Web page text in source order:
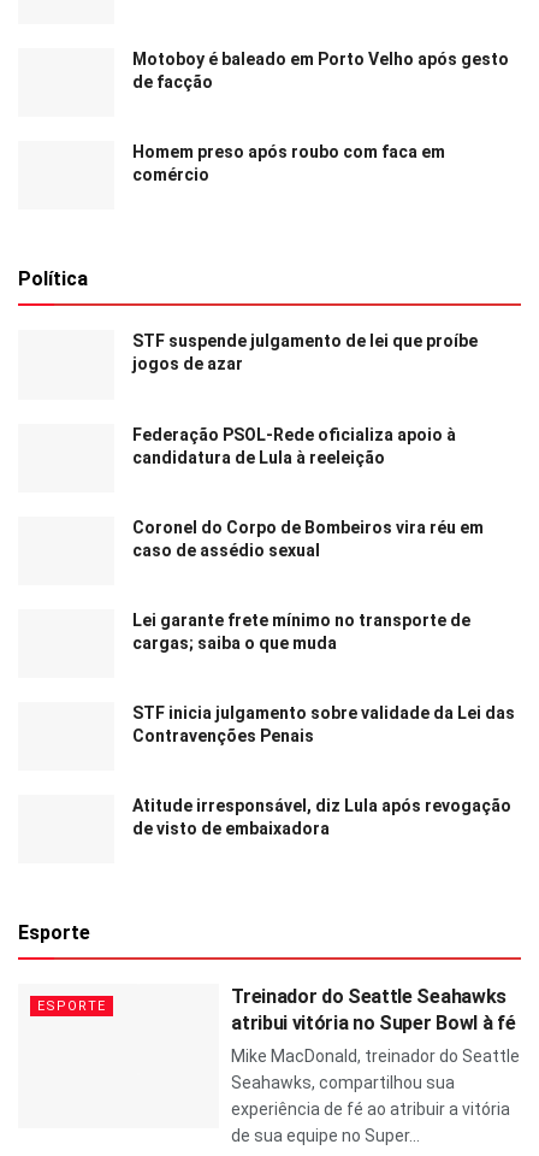
Motoboy é baleado em Porto Velho após gesto
de facção
Homem preso após roubo com faca em
comércio
Política
STF suspende julgamento de lei que proíbe
jogos de azar
Federação PSOL-Rede oficializa apoio à
candidatura de Lula à reeleição
Coronel do Corpo de Bombeiros vira réu em
caso de assédio sexual
Lei garante frete mínimo no transporte de
cargas; saiba o que muda
STF inicia julgamento sobre validade da Lei das
Contravenções Penais
Atitude irresponsável, diz Lula após revogação
de visto de embaixadora
Esporte
ESPORTE
Treinador do Seattle Seahawks
atribui vitória no Super Bowl à fé
Mike MacDonald, treinador do Seattle
Seahawks, compartilhou sua
experiência de fé ao atribuir a vitória
de sua equipe no Super...